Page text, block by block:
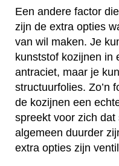
Een andere factor
zijn de extra opties
van wil maken. Je
kunststof kozijnen in
antraciet, maar je
structuurfolies. Zo’n
de kozijnen een
spreekt voor zich
algemeen duurder
extra opties zijn